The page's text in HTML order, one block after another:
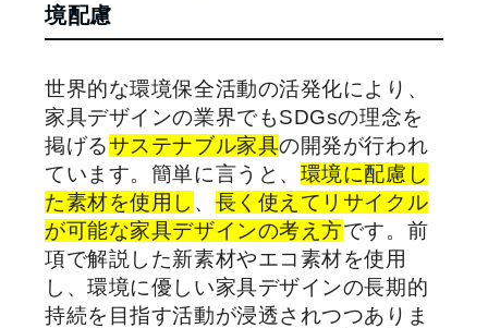
境配慮
世界的な環境保全活動の活発化により、
家具デザインの業界でもSDGsの理念を
掲げるサステナブル家具の開発が行われ
ています。簡単に言うと、 環境に配慮し
た素材を使用し 、 長く使えてリサイクル
が可能な家具デザインの考え方です。前
項で解説した新素材やエコ素材を使用
し、環境に優しい家具デザインの長期的
持続を目指す活動が浸透されつつありま